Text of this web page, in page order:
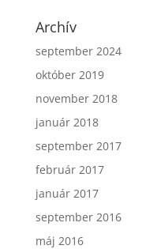
Archív
september 2024
október 2019
november 2018
január 2018
september 2017
február 2017
január 2017
september 2016
máj 2016